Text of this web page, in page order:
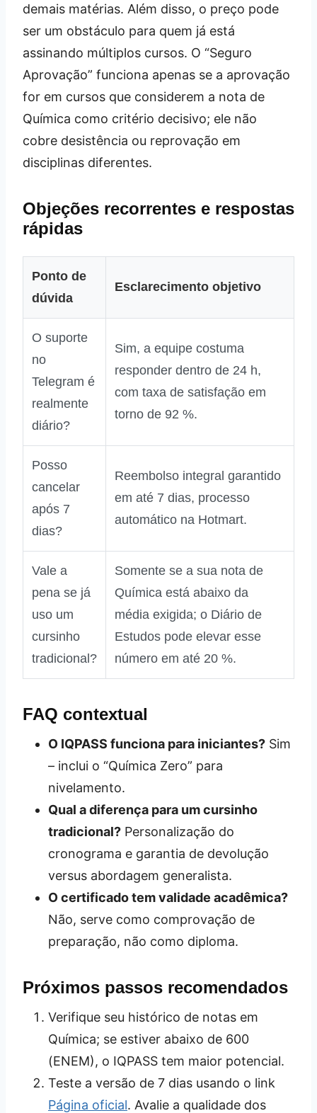
demais matérias. Além disso, o preço pode
ser um obstáculo para quem já está
assinando múltiplos cursos. O “Seguro
Aprovação” funciona apenas se a aprovação
for em cursos que considerem a nota de
Química como critério decisivo; ele não
cobre desistência ou reprovação em
disciplinas diferentes.
Objeções recorrentes e respostas
rápidas
Ponto de
dúvida
Esclarecimento objetivo
O suporte
no
Telegram é
realmente
diário?
Sim, a equipe costuma
responder dentro de 24 h,
com taxa de satisfação em
torno de 92 %.
Posso
cancelar
após 7
dias?
Reembolso integral garantido
em até 7 dias, processo
automático na Hotmart.
Vale a
pena se já
uso um
cursinho
tradicional?
Somente se a sua nota de
Química está abaixo da
média exigida; o Diário de
Estudos pode elevar esse
número em até 20 %.
FAQ contextual
O IQPASS funciona para iniciantes? Sim
– inclui o “Química Zero” para
nivelamento.
Qual a diferença para um cursinho
tradicional? Personalização do
cronograma e garantia de devolução
versus abordagem generalista.
O certificado tem validade acadêmica?
Não, serve como comprovação de
preparação, não como diploma.
Próximos passos recomendados
Verifique seu histórico de notas em
Química; se estiver abaixo de 600
(ENEM), o IQPASS tem maior potencial.
Teste a versão de 7 dias usando o link
Página oficial. Avalie a qualidade dos